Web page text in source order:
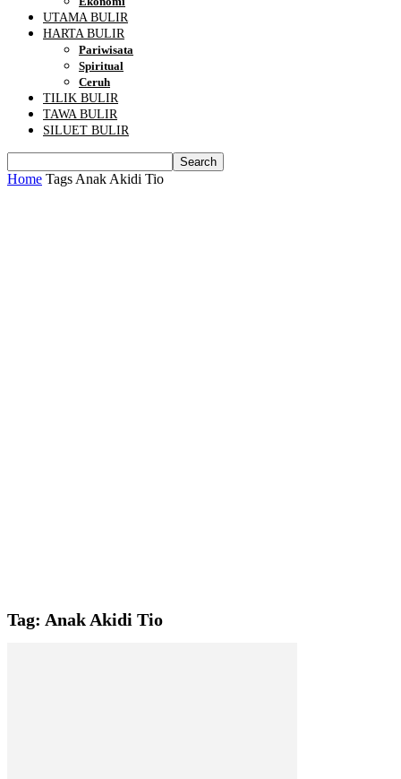
UTAMA BULIR
HARTA BULIR
Pariwisata
Spiritual
Ceruh
TILIK BULIR
TAWA BULIR
SILUET BULIR
Home Tags Anak Akidi Tio
Tag: Anak Akidi Tio